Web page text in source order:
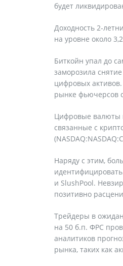
будет
Доходность 2-
на уровне около
Биткойн упал до
заморозила
цифровых активов.
рынке фьючерсов
Цифровые валюты
связанные с
Наряду с этим,
и SlushPool.
позитивно
Трейдеры в
на 50 б.п. ФРС
аналитиков
рынка, таких как